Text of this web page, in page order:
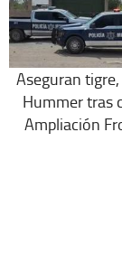
Aseguran
Hummer tras
Ampliación